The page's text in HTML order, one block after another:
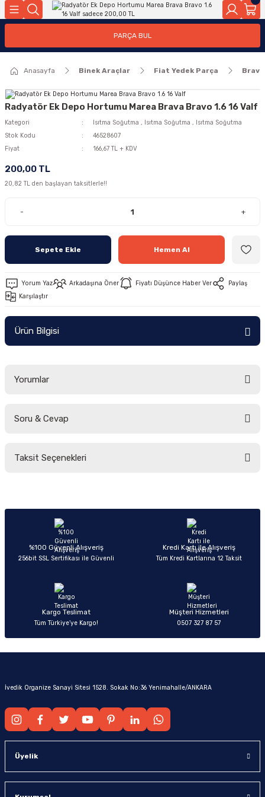
Geri Dön
Geri Dön
PARÇA BUL
Anasayfa Binek Araçlar Fiat Yedek Parça Brava
Radyatör Ek Depo Hortumu Marea Brava Bravo 1.6 16 Valf
Kategori Isıtma Soğutma , Isıtma Soğutma , Isıtma Soğutma
Stok Kodu
46528607
Fiyat
166,67 TL + KDV
200,00 TL
20,82 TL den başlayan taksitlerle!!
- +
Sepete Ekle Hemen Al
Yorum Yaz Arkadaşına Öner Fiyatı Düşünce Haber Ver
Paylaş
Karşılaştır
Ürün Bilgisi
Yorumlar
Soru & Cevap
Taksit Seçenekleri
%100 Güvenli Alışveriş
256bit SSL Sertifikası ile Güvenli
Kredi Kartı ile Alışveriş
Tüm Kredi Kartlarına 12 Taksit
Kargo Teslimat
Tüm Türkiye’ye Kargo!
Müşteri Hizmetleri
0507 327 87 57
İvedik Organize Sanayi Sitesi 1528. Sokak No:36 Yenimahalle/ANKARA
Üyelik